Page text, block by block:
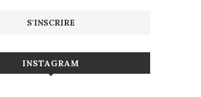
INSTAGRAM